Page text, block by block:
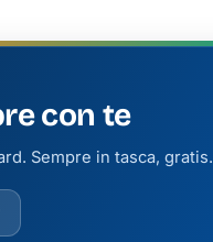
con te
Sempre in tasca, gratis.